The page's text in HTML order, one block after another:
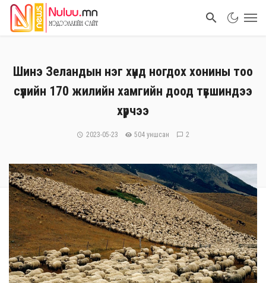
Шинэ Зеландын нэг хүнд ногдох хонины тоо
сүүлийн 170 жилийн хамгийн доод түвшиндээ
хүрчээ
2023-05-23 504 уншсан 2